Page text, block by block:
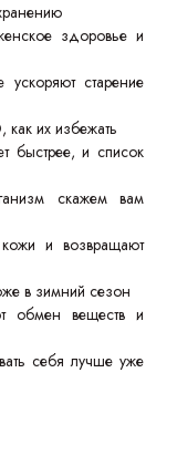
здоровье и
старение
как их избежать
быстрее, и список
скажем вам
и возвращают
в зимний сезон
обмен веществ и
себя лучше уже